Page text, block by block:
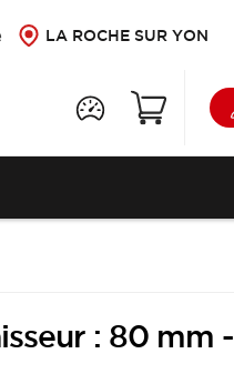
LA ROCHE SUR YON
: 80 mm -